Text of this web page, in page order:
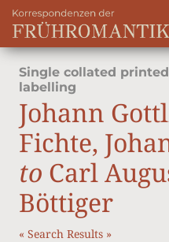
Single collated
labelling
Johann
Fichte,
to Carl
Böttiger
« Search Results »